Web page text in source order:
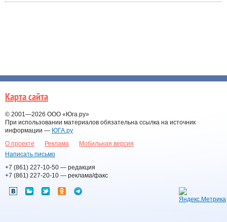
Карта сайта
© 2001—2026 ООО «Юга.ру»
При использовании материалов обязательна ссылка на источник
информации — ЮГА.ру
О проекте
Реклама
Мобильная версия
Написать письмо
+7 (861) 227-10-50 — редакция
+7 (861) 227-20-10 — реклама/факс